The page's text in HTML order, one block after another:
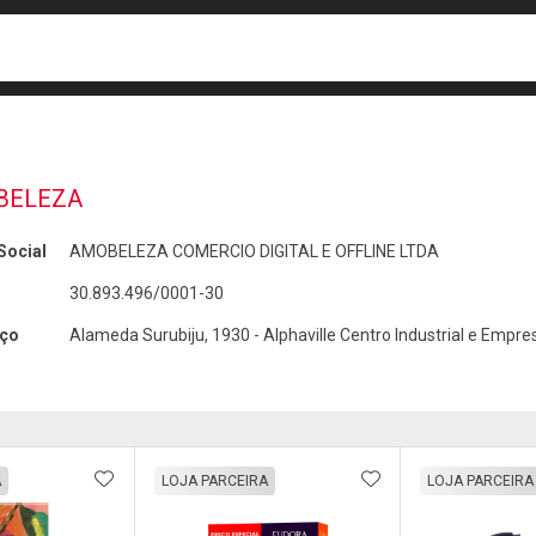
AMOBELEZA COMERCIO DIGITAL E OFFLINE LTDA
30.893.496/0001-30
Alameda Surubiju, 1930 - Alphaville Centro Industrial e
ADICIONAR AOS FAVORITOS
LOJA PARCEIRA ADICIONAR AOS
LOJA PARCEIRA